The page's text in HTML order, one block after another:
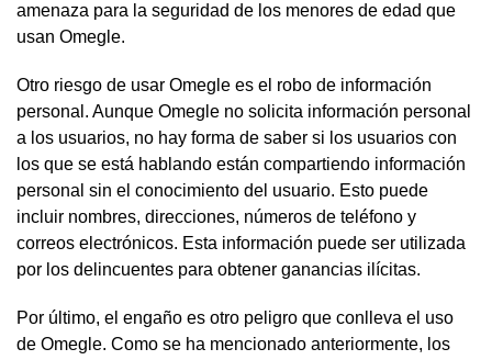
amenaza para la seguridad de los menores de edad que
usan Omegle.
Otro riesgo de usar Omegle es el robo de información
personal. Aunque Omegle no solicita información personal
a los usuarios, no hay forma de saber si los usuarios con
los que se está hablando están compartiendo información
personal sin el conocimiento del usuario. Esto puede
incluir nombres, direcciones, números de teléfono y
correos electrónicos. Esta información puede ser utilizada
por los delincuentes para obtener ganancias ilícitas.
Por último, el engaño es otro peligro que conlleva el uso
de Omegle. Como se ha mencionado anteriormente, los